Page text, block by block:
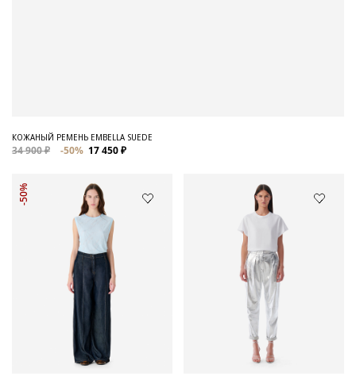
КОЖАНЫЙ РЕМЕНЬ EMBELLA SUEDE
34 900 ₽ -50% 17 450 ₽
-50%